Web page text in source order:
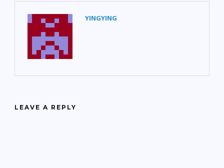
YINGYING
LEAVE A REPLY